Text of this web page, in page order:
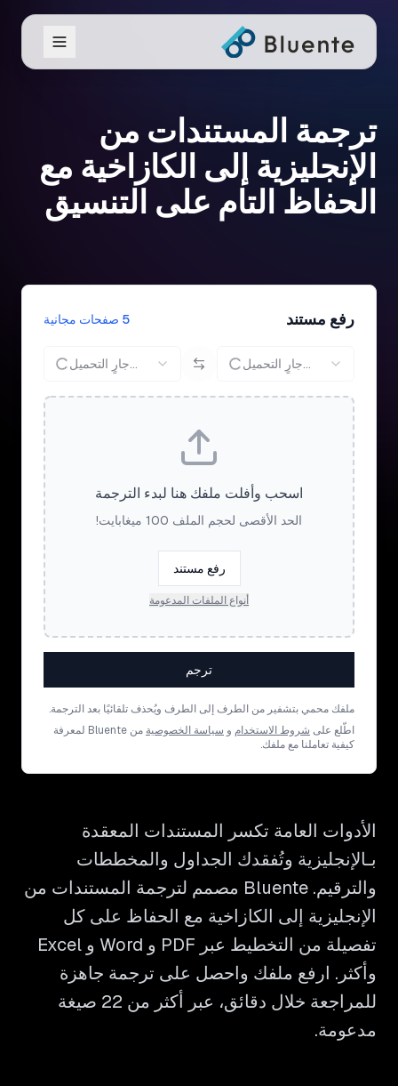
ترجمة المستندات من
الإنجليزية إلى الكازاخية مع
الحفاظ التام على التنسيق
رفع مستند 5 صفحات مجانية
جارٍ التحميل... جارٍ التحميل...
اسحب وأفلت ملفك هنا لبدء الترجمة
الحد الأقصى لحجم الملف 100 ميغابايت!
رفع مستند
أنواع الملفات المدعومة
ترجم
ملفك محمي بتشفير من الطرف إلى الطرف ويُحذف تلقائيًا بعد الترجمة.
اطّلع على شروط الاستخدام و سياسة الخصوصية
من Bluente لمعرفة
كيفية تعاملنا مع ملفك.
الأدوات العامة تكسر المستندات المعقدة
بـالإنجليزية وتُفقدك الجداول والمخططات
والترقيم. Bluente مصمم لترجمة المستندات من
الإنجليزية إلى الكازاخية مع الحفاظ على كل
تفصيلة من التخطيط عبر PDF و Word و Excel
وأكثر. ارفع ملفك واحصل على ترجمة جاهزة
للمراجعة خلال دقائق، عبر أكثر من 22 صيغة
مدعومة.